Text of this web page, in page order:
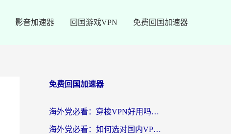
影音加速器 回国游戏VPN 免费回国加速器
免费回国加速器
海外党必看：穿梭VPN好用吗？和云帆VPN对比哪个回国效果更好？附真实测评+避坑指南
海外党必看：如何选对国内VPN，实现无缝访问国内资源？